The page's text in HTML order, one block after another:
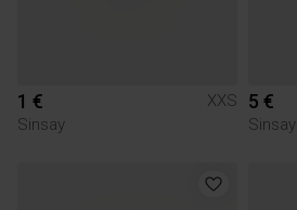
1 €
XXS
Sinsay
5 €
Sinsay